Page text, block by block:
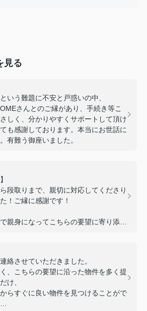
見る
いう難題に不安と戸惑いの中、
さんとのご縁があり、手続き等こ
しく、分かりやすくサポートして頂け
も感謝しております。本当にお世話に
有難う御座いました。
段取りまで、親切に対応してくださり
！ご縁に感謝です！
親身になってこちらの要望に寄り添っ
対応が迅速で丁寧なのでスムーズに手
ことができました。
物件に出会うことが出来て感謝してい
絡させていただきました。
、こちらの要望に沿った物件を多く提
け、
らすぐに良い物件を見つけることがで